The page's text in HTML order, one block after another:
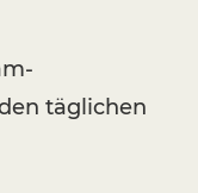
täglichen